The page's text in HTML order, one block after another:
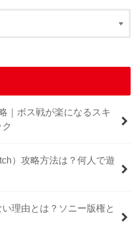
｜ボス戦が楽になるスキ
）攻略方法は？何人で遊
理由とは？ソニー版権と